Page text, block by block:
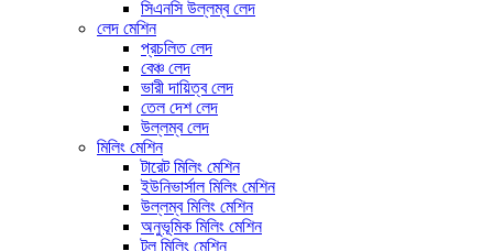
সিএনসি উল্লম্ব লেদ
লেদ মেশিন
প্রচলিত লেদ
বেঞ্চ লেদ
ভারী দায়িত্ব লেদ
তেল দেশ লেদ
উল্লম্ব লেদ
মিলিং মেশিন
টারেট মিলিং মেশিন
ইউনিভার্সাল মিলিং মেশিন
উল্লম্ব মিলিং মেশিন
অনুভূমিক মিলিং মেশিন
টুল মিলিং মেশিন